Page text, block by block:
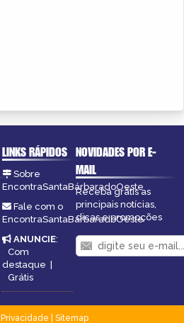
LINKS RÁPIDOS
Sobre
EncontraSantaBárbaradoOeste
Fale com o
EncontraSantaBárbaradoOeste
ANUNCIE:
Com
destaque |
Grátis
NOVIDADES POR E-
MAIL
Receba grátis as
principais notícias,
dicas e promoções
Privacidade
Sitemap